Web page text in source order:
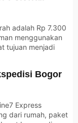
adalah Rp 7.300
menggunakan
tujuan menjadi
Bogor
Express
dari rumah, paket